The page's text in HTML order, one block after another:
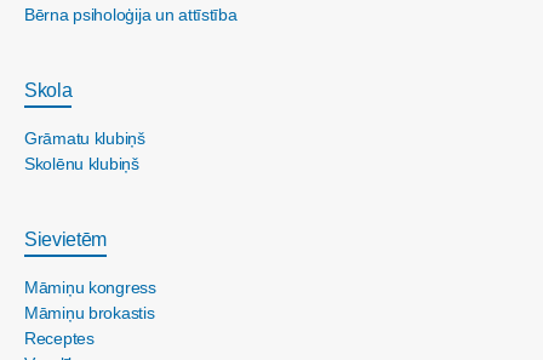
Bērna psiholoģija un attīstība
Skola
Grāmatu klubiņš
Skolēnu klubiņš
Sievietēm
Māmiņu kongress
Māmiņu brokastis
Receptes